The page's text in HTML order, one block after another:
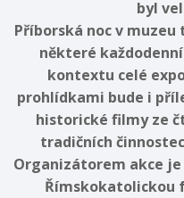
byl
Příborská noc v
některé
kontextu celé
prohlídkami bude i
historické filmy ze
tradičních
Organizátorem akce
Římskokatolickou